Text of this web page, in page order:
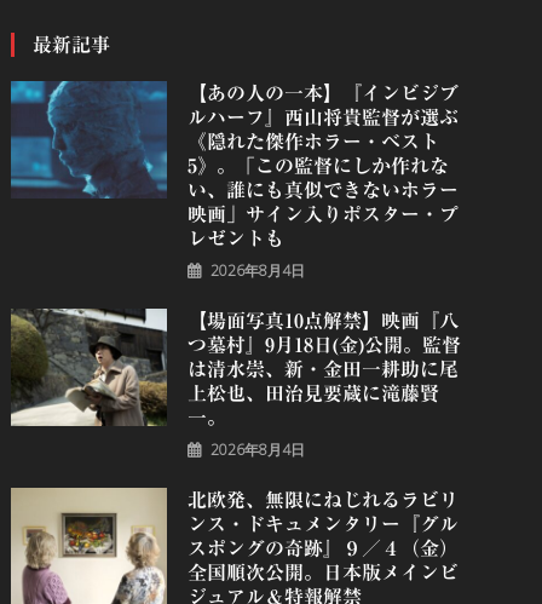
最新記事
【あの人の一本】『インビジブ
ルハーフ』⻄⼭将貴監督が選ぶ
《隠れた傑作ホラー・ベスト
5》。「この監督にしか作れな
い、誰にも真似できないホラー
映画」サイン入りポスター・プ
レゼントも
2026年8月4日
【場面写真10点解禁】映画『八
つ墓村』9月18日(金)公開。監督
は清水崇、新・金田一耕助に尾
上松也、田治見要蔵に滝藤賢
一。
2026年8月4日
北欧発、無限にねじれるラビリ
ンス・ドキュメンタリー『グル
スポングの奇跡』９／４（金）
全国順次公開。日本版メインビ
ジュアル＆特報解禁